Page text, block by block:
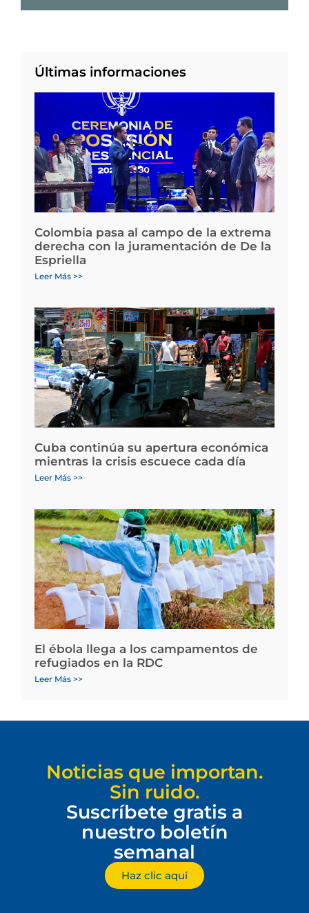
Últimas informaciones
Colombia pasa al campo de la extrema
derecha con la juramentación de De la
Espriella
Leer Más >>
Cuba continúa su apertura económica
mientras la crisis escuece cada día
Leer Más >>
El ébola llega a los campamentos de
refugiados en la RDC
Leer Más >>
Noticias que importan.
Sin ruido.
Suscríbete gratis a
nuestro boletín
semanal
Haz clic aquí